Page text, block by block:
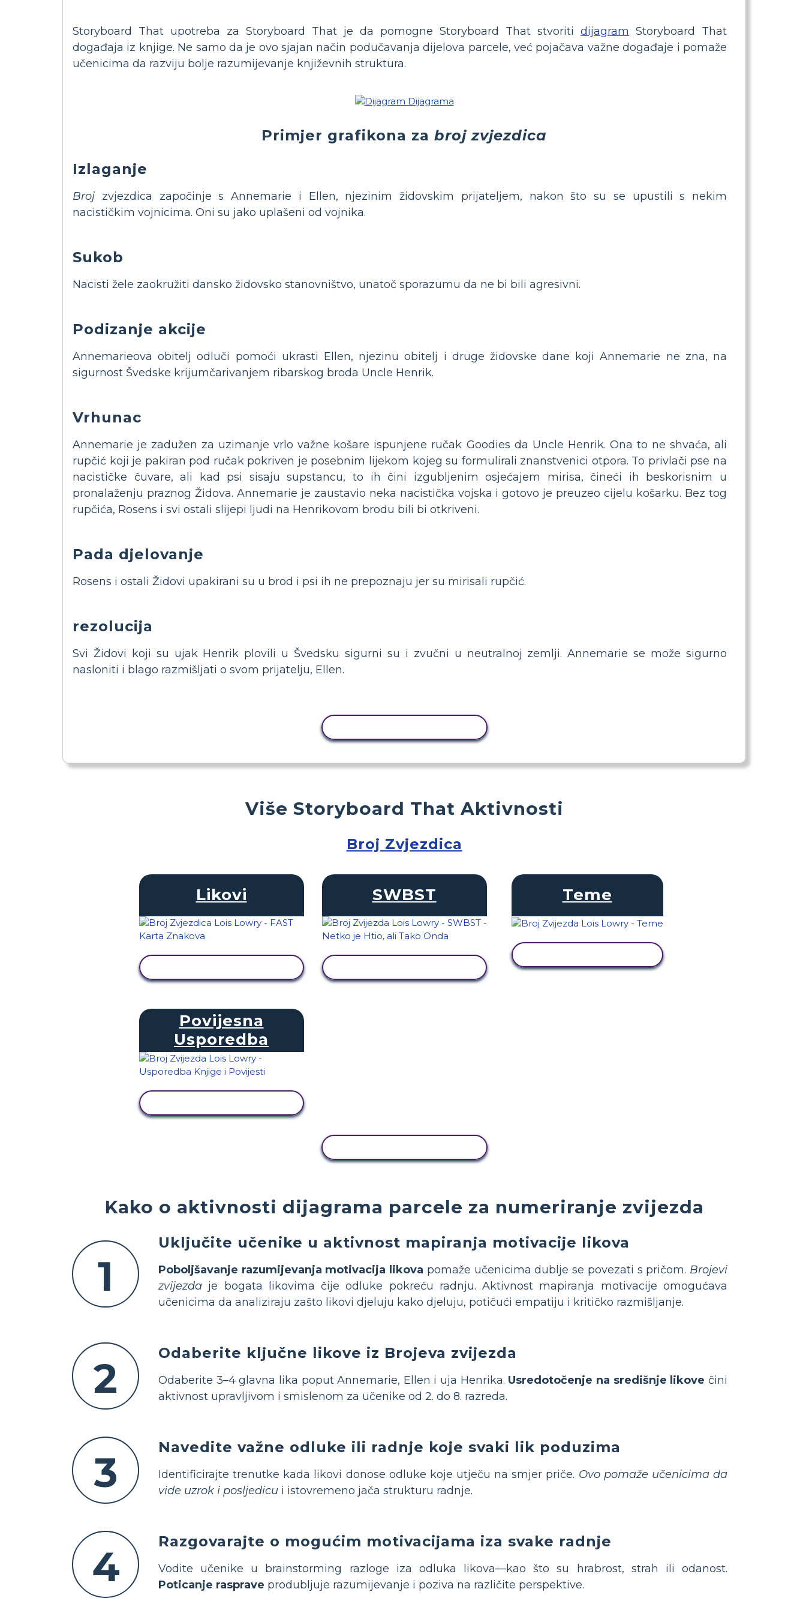
Storyboard That upotreba za Storyboard That je da pomogne Storyboard That stvoriti dijagram Storyboard That
događaja iz knjige. Ne samo da je ovo sjajan način podučavanja dijelova parcele, već pojačava važne događaje i pomaže
učenicima da razviju bolje razumijevanje književnih struktura.
Primjer grafikona za broj zvjezdica
Izlaganje
Broj zvjezdica započinje s Annemarie i Ellen, njezinim židovskim prijateljem, nakon što su se upustili s nekim
nacističkim vojnicima. Oni su jako uplašeni od vojnika.
Sukob
Nacisti žele zaokružiti dansko židovsko stanovništvo, unatoč sporazumu da ne bi bili agresivni.
Podizanje akcije
Annemarieova obitelj odluči pomoći ukrasti Ellen, njezinu obitelj i druge židovske dane koji Annemarie ne zna, na
sigurnost Švedske krijumčarivanjem ribarskog broda Uncle Henrik.
Vrhunac
Annemarie je zadužen za uzimanje vrlo važne košare ispunjene ručak Goodies da Uncle Henrik. Ona to ne shvaća, ali
rupčić koji je pakiran pod ručak pokriven je posebnim lijekom kojeg su formulirali znanstvenici otpora. To privlači pse na
nacističke čuvare, ali kad psi sisaju supstancu, to ih čini izgubljenim osjećajem mirisa, čineći ih beskorisnim u
pronalaženju praznog Židova. Annemarie je zaustavio neka nacistička vojska i gotovo je preuzeo cijelu košarku. Bez tog
rupčića, Rosens i svi ostali slijepi ljudi na Henrikovom brodu bili bi otkriveni.
Pada djelovanje
Rosens i ostali Židovi upakirani su u brod i psi ih ne prepoznaju jer su mirisali rupčić.
rezolucija
Svi Židovi koji su ujak Henrik plovili u Švedsku sigurni su i zvučni u neutralnoj zemlji. Annemarie se može sigurno
nasloniti i blago razmišljati o svom prijatelju, Ellen.
Kako o aktivnosti dijagrama parcele za numeriranje zvijezda
1
Uključite učenike u aktivnost mapiranja motivacije likova
Poboljšavanje razumijevanja motivacija likova pomaže učenicima dublje se povezati s pričom. Brojevi
zvijezda je bogata likovima čije odluke pokreću radnju. Aktivnost mapiranja motivacije omogućava
učenicima da analiziraju zašto likovi djeluju kako djeluju, potičući empatiju i kritičko razmišljanje.
2
Odaberite ključne likove iz Brojeva zvijezda
Odaberite 3–4 glavna lika poput Annemarie, Ellen i uja Henrika. Usredotočenje na središnje likove čini
aktivnost upravljivom i smislenom za učenike od 2. do 8. razreda.
3
Navedite važne odluke ili radnje koje svaki lik poduzima
Identificirajte trenutke kada likovi donose odluke koje utječu na smjer priče. Ovo pomaže učenicima da
vide uzrok i posljedicu i istovremeno jača strukturu radnje.
4
Razgovarajte o mogućim motivacijama iza svake radnje
Vodite učenike u brainstorming razloge iza odluka likova—kao što su hrabrost, strah ili odanost.
Poticanje rasprave produbljuje razumijevanje i poziva na različite perspektive.
Više Storyboard That Aktivnosti
Broj Zvjezdica
Likovi SWBST Teme
Povijesna
Usporedba